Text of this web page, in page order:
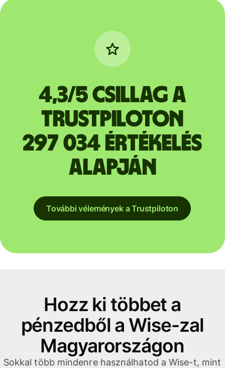
4,3/5 csillag a
Trustpiloton
297 034 értékelés
alapján
További vélemények a Trustpiloton
Hozz ki többet a
pénzedből a Wise-zal
Magyarországon
Sokkal több mindenre használhatod a Wise-t, mint